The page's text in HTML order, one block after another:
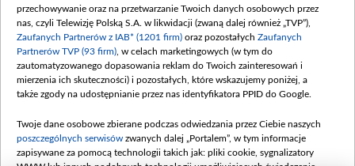
przechowywanie oraz na przetwarzanie Twoich danych osobowych przez
nas, czyli Telewizję Polską S.A. w likwidacji (zwaną dalej również „TVP”),
Zaufanych Partnerów z IAB* (1201 firm) oraz pozostałych Zaufanych
Partnerów TVP (93 firm) , w celach marketingowych (w tym do
zautomatyzowanego dopasowania reklam do Twoich zainteresowań i
mierzenia ich skuteczności) i pozostałych, które wskazujemy poniżej, a
także zgody na udostępnianie przez nas identyfikatora PPID do Google.
Twoje dane osobowe zbierane podczas odwiedzania przez Ciebie naszych
poszczególnych serwisów zwanych dalej „Portalem”, w tym informacje
zapisywane za pomocą technologii takich jak: pliki cookie, sygnalizatory